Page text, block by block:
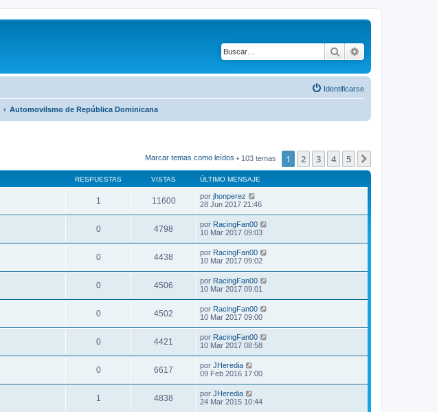
Buscar
Identificarse
Automovilsmo de República Dominicana
Marcar temas como leídos • 103 temas 1 2 3 4 5
RESPUESTAS VISTAS ÚLTIMO MENSAJE
1 11600 por jhonperez
28 Jun 2017 21:46
0 4798 por RacingFan00
10 Mar 2017 09:03
0 4438 por RacingFan00
10 Mar 2017 09:02
0 4506 por RacingFan00
10 Mar 2017 09:01
0 4502 por RacingFan00
10 Mar 2017 09:00
0 4421 por RacingFan00
10 Mar 2017 08:58
0 6617 por JHeredia
09 Feb 2016 17:00
1 4838 por JHeredia
24 Mar 2015 10:44